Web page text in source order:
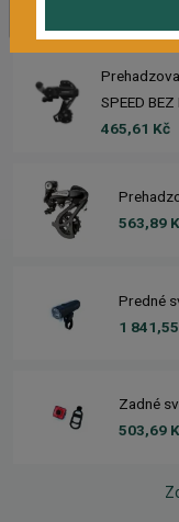
SPEED BEZ
465,61 Kč
563,89
Predné
1
Zadné
503,69